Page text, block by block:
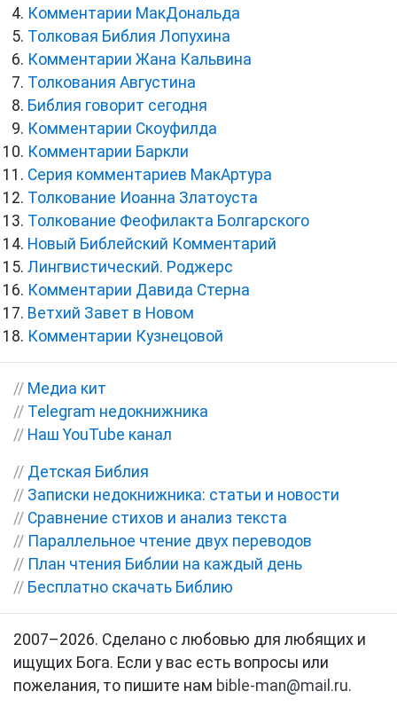
Комментарии МакДональда
Толковая Библия Лопухина
Комментарии Жана Кальвина
Толкования Августина
Библия говорит сегодня
Комментарии Скоуфилда
Комментарии Баркли
Серия комментариев МакАртура
Толкование Иоанна Златоуста
Толкование Феофилакта Болгарского
Новый Библейский Комментарий
Лингвистический. Роджерс
Комментарии Давида Стерна
Ветхий Завет в Новом
Комментарии Кузнецовой
// Медиа кит
// Telegram недокнижника
// Наш YouTube канал
// Детская Библия
// Записки недокнижника: статьи и новости
// Сравнение стихов и анализ текста
// Параллельное чтение двух переводов
// План чтения Библии на каждый день
// Бесплатно скачать Библию
2007–2026. Сделано с любовью для любящих и
ищущих Бога. Если у вас есть вопросы или
пожелания, то пишите нам bible-man@mail.ru.